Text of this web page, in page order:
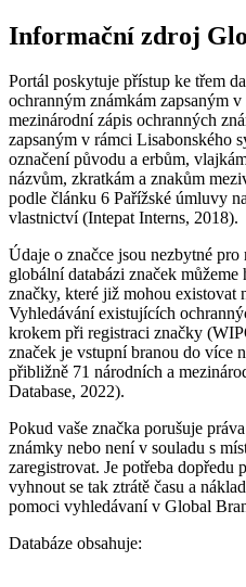
Informační zdroj
Portál poskytuje přístup ke třem
ochranným známkám zapsaným
mezinárodní zápis ochranných
zapsaným v rámci Lisabonského
označení původu a erbům,
názvům, zkratkám a znakům
podle článku 6 Pařížské úmluvy
vlastnictví (Intepat Interns, 2018).
Údaje o značce jsou nezbytné
globální databázi značek můžeme
značky, které již mohou existovat
Vyhledávání existujících
krokem při registraci značky
značek je vstupní branou do více
přibližně 71 národních a
Database, 2022).
Pokud vaše značka porušuje
známky nebo není v souladu s
zaregistrovat. Je potřeba dopředu
vyhnout se tak ztrátě času a
pomoci vyhledávaní v Global
Databáze obsahuje: